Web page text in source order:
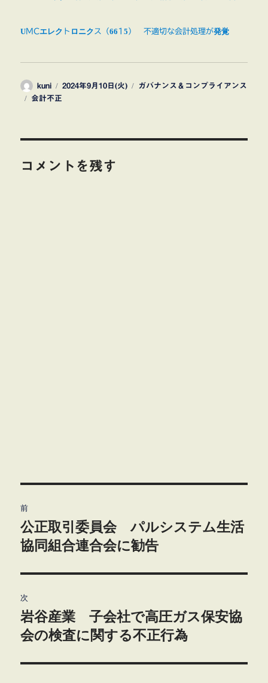
UMCエレクトロニクス（6615） 不適切な会計処理が発覚
投
稿
kuni
投
2024年9月10日(火)
カ
ガバナンス＆コンプライアンス
タ
会計不正
コメントを残す
稿
ナ
ビ
ゲ
ー
前
前
の
稿:
公正取引委員会 パルシステム生活
協同組合連合会に勧告
次
次
の
稿:
岩谷産業 子会社で高圧ガス保安協
会の検査に関する不正行為